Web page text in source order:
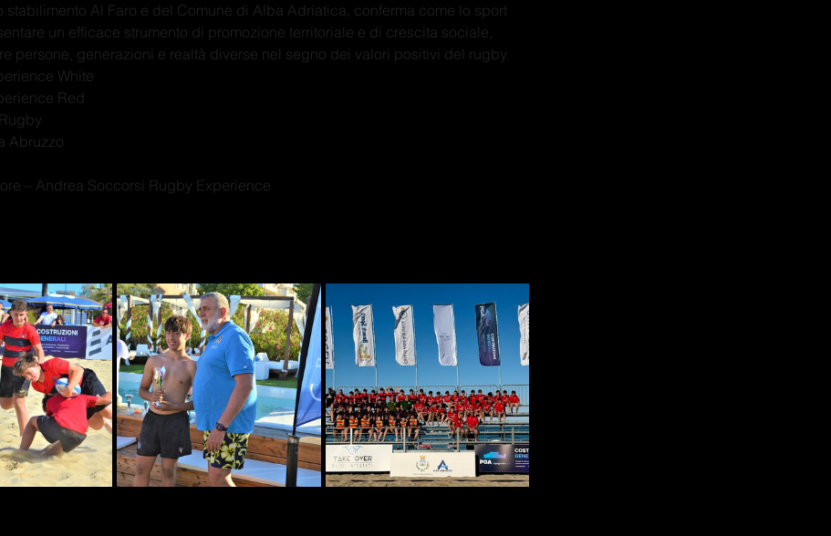
stabilimento Al Faro e del Comune di Alba Adriatica, conferma come lo sport
un efficace strumento di promozione territoriale e di crescita sociale,
persone, generazioni e realtà diverse nel segno dei valori positivi del rugby.
White
Red
Abruzzo
– Andrea Soccorsi Rugby Experience